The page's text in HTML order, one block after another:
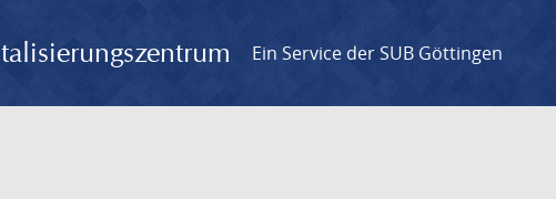
Ein Service der SUB Göttingen